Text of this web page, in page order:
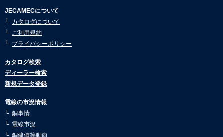
2026.01.08
市況動向10月号を公開しました。
2026.01.08
2026.01.08
市況動向8月号を公開しました。
市況動向7月号を公開しました。
2025.07.30
市況動向6月号を公開しました。
JECAMECについて
カタログについて
ご利用規約
プライバシーポリシー
カタログ検索
ディーラー検索
新規データ登録
電線の市況情報
銅事情
電線市況
銅建値等動向